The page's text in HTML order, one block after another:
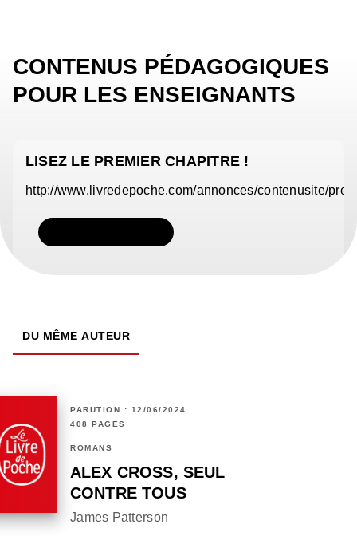
CONTENUS PÉDAGOGIQUES
POUR LES ENSEIGNANTS
LISEZ LE PREMIER CHAPITRE !
http://www.livredepoche.com/annonces/contenusite/
DU MÊME AUTEUR
PARUTION : 12/06/2024
408 PAGES
ROMANS
ALEX CROSS, SEUL
CONTRE TOUS
James Patterson